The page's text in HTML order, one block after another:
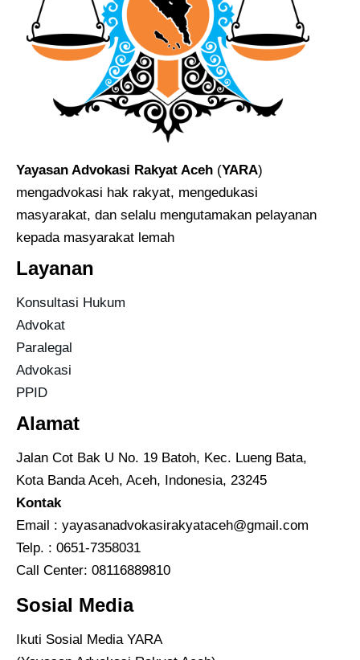
Yayasan Advokasi Rakyat Aceh (YARA)
mengadvokasi hak rakyat, mengedukasi
masyarakat, dan selalu mengutamakan pelayanan
kepada masyarakat lemah
Layanan
Konsultasi Hukum
Advokat
Paralegal
Advokasi
PPID
Alamat
Jalan Cot Bak U No. 19 Batoh, Kec. Lueng Bata,
Kota Banda Aceh, Aceh, Indonesia, 23245
Kontak
Email : yayasanadvokasirakyataceh@gmail.com
Telp. : 0651-7358031
Call Center: 08116889810
Sosial Media
Ikuti Sosial Media YARA